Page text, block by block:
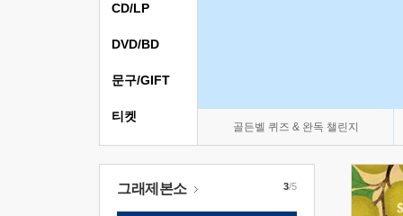
골든벨 퀴즈 & 완독 챌린지
CD/LP
DVD/BD
문구/GIFT
티켓
그래제본소 3/5